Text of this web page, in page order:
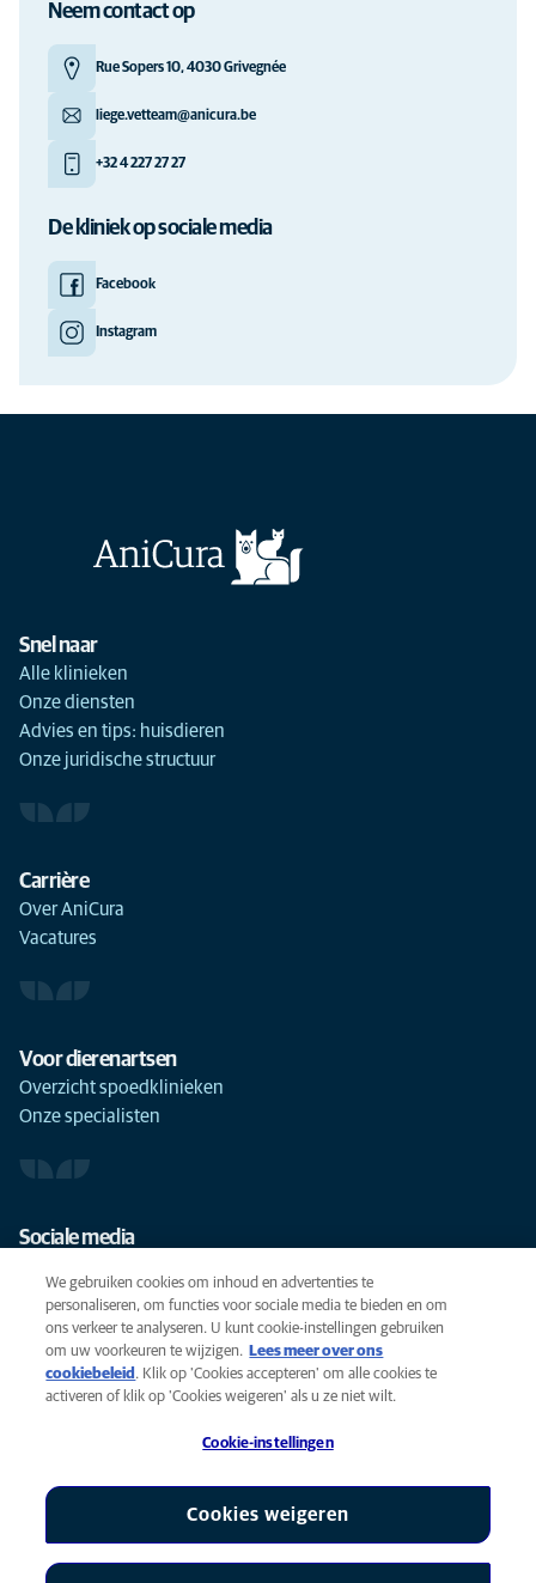
Neem contact op
Rue Sopers 10, 4030 Grivegnée
liege.vetteam@anicura.be
+32 4 227 27 27
De kliniek op sociale media
Facebook
Instagram
Snel naar
Alle klinieken
Onze diensten
Advies en tips: huisdieren
Onze juridische structuur
Carrière
Over AniCura
Vacatures
Voor dierenartsen
Overzicht spoedklinieken
Onze specialisten
Sociale media
Cookies
Privacyverklaring
AniCura is een partner van Mars, Inc © 2026
We gebruiken cookies om inhoud en advertenties te
personaliseren, om functies voor sociale media te bieden en om
ons verkeer te analyseren. U kunt cookie-instellingen gebruiken
om uw voorkeuren te wijzigen.
Lees meer over ons
cookiebeleid (opens in a new tab)
. Klik op 'Cookies accepteren' om alle cookies te
activeren of klik op 'Cookies weigeren' als u ze niet wilt.
Cookie-instellingen
Cookies weigeren